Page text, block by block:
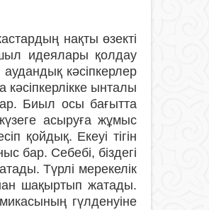
нақты өзекті
идеялары қолдау
кәсіпкерлер
ынталы
Биыл осы бағытта
асыруға жұмыс
қойдық. Екеуі тігін
бар. Себебі, біздегі
Түрлі мерекелік
шақыртып жатады.
гүлденуіне